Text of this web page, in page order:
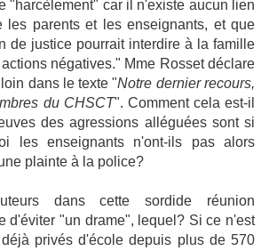
"harcèlement" car il n'existe aucun lien
les parents et les enseignants, et que
de justice pourrait interdire à la famille
négatives." Mme Rosset déclare
dans le texte "Notre dernier recours,
du CHSCT". Comment cela est-il
des agressions alléguées sont si
les enseignants n'ont-ils pas alors
plainte à la police?
dans cette sordide réunion
d'éviter "un drame", lequel? Si ce n'est
privés d'école depuis plus de 570